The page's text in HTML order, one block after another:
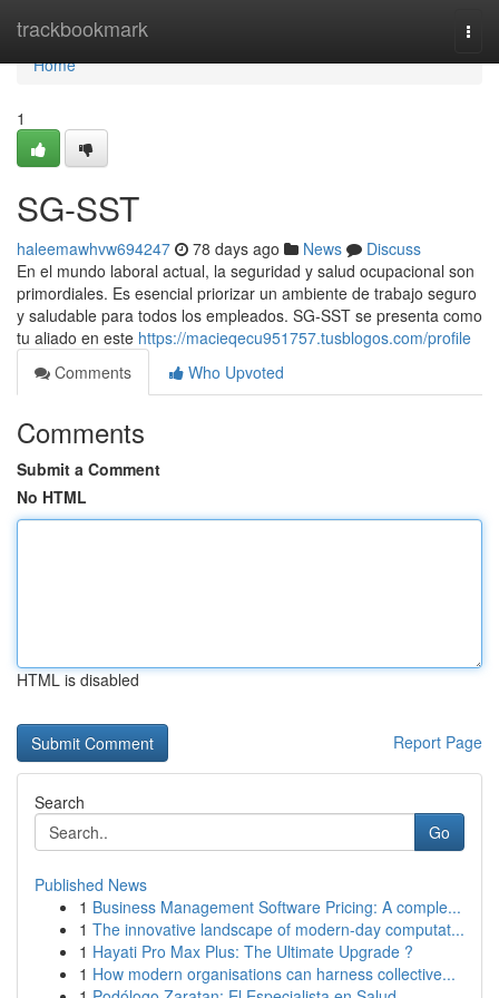
trackbookmark
Home
Home
1
SG-SST
haleemawhvw694247 78 days ago News
Discuss
En el mundo laboral actual, la seguridad y salud ocupacional son
primordiales. Es esencial priorizar un ambiente de trabajo seguro
y saludable para todos los empleados. SG-SST se presenta como
tu aliado en este https://macieqecu951757.tusblogos.com/profile
Comments
Who Upvoted
Comments
Submit a Comment
No HTML
HTML is disabled
Report Page
Search
Go
Published News
1 Business Management Software Pricing: A comple...
1 The innovative landscape of modern-day computat...
1 Hayati Pro Max Plus: The Ultimate Upgrade ?
1 How modern organisations can harness collective...